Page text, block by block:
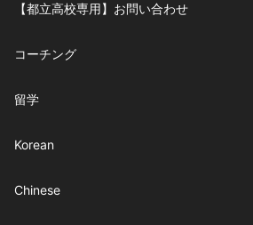
【都立高校専用】お問い合わせ
コーチング
留学
Korean
Chinese